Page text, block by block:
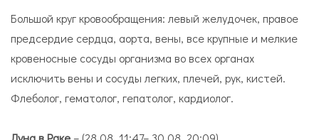
Большой круг кровообращения: левый желудочек, правое
предсердие сердца, аорта, вены, все крупные и мелкие
кровеносные сосуды организма во всех органах
исключить вены и сосуды легких, плечей, рук, кистей.
Флеболог, гематолог, гепатолог, кардиолог.